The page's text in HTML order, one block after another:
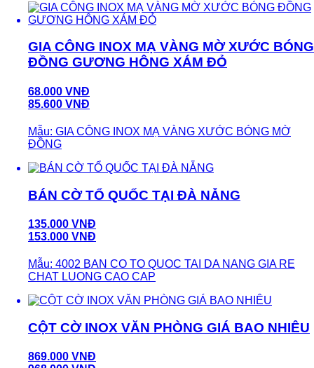
GIA CÔNG INOX MẠ VÀNG MỜ XƯỚC BÓNG
ĐỒNG GƯƠNG HÔNG XÁM ĐỎ
68.000 VNĐ
85.600 VNĐ
Mẫu: GIA CÔNG INOX MẠ VÀNG XƯỚC BÓNG MỜ
ĐỒNG
BÁN CỜ TỔ QUỐC TẠI ĐÀ NẴNG
135.000 VNĐ
153.000 VNĐ
Mẫu: 4002 BAN CO TO QUOC TAI DA NANG GIA RE
CHAT LUONG CAO CAP
CỘT CỜ INOX VĂN PHÒNG GIÁ BAO NHIÊU
869.000 VNĐ